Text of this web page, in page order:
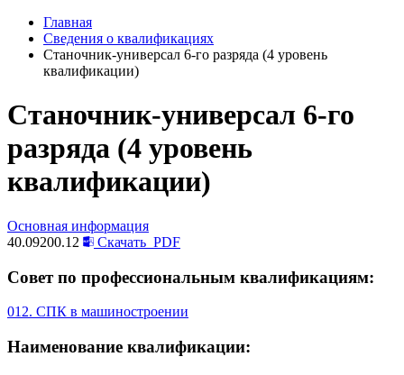
Главная
Сведения о квалификациях
Станочник-универсал 6-го разряда (4 уровень
квалификации)
Станочник-универсал 6-го
разряда (4 уровень
квалификации)
Основная информация
40.09200.12
Скачать PDF
Совет по профессиональным квалификациям:
012. СПК в машиностроении
Наименование квалификации: